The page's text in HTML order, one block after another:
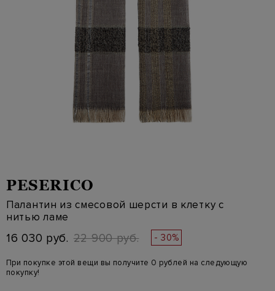
PESERICO
Палантин из смесовой шерсти в клетку с
нитью ламе
16 030 руб. 22 900 руб. - 30%
При покупке этой вещи вы получите 0 рублей на следующую
покупку!